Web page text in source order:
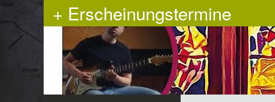
+ Erscheinungstermine